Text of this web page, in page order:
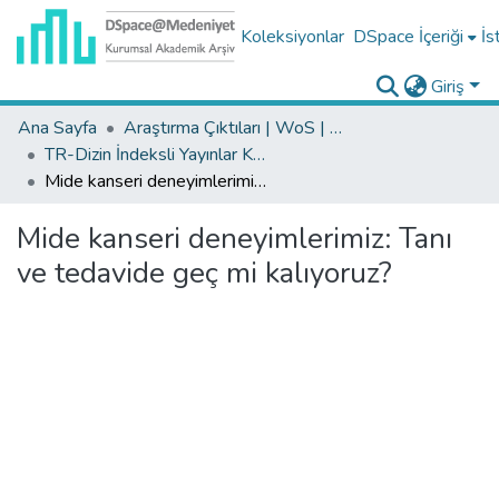
Koleksiyonlar DSpace İçeriği
Giriş
Ana Sayfa
Araştırma Çıktıları | WoS | Scopus | TR-Dizin | PubMed
TR-Dizin İndeksli Yayınlar Koleksiyonu
Mide kanseri deneyimlerimiz: Tanı ve tedavide geç mi kalıyoruz?
Mide kanseri deneyimlerimiz: Tanı
ve tedavide geç mi kalıyoruz?